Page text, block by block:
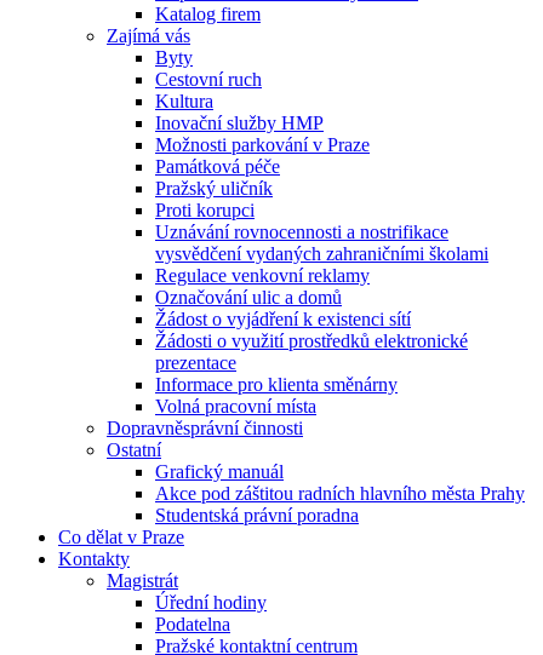
Katalog firem
Zajímá vás
Byty
Cestovní ruch
Kultura
Inovační služby HMP
Možnosti parkování v Praze
Památková péče
Pražský uličník
Proti korupci
Uznávání rovnocennosti a nostrifikace
vysvědčení vydaných zahraničními školami
Regulace venkovní reklamy
Označování ulic a domů
Žádost o vyjádření k existenci sítí
Žádosti o využití prostředků elektronické
prezentace
Informace pro klienta směnárny
Volná pracovní místa
Dopravněsprávní činnosti
Ostatní
Grafický manuál
Akce pod záštitou radních hlavního města Prahy
Studentská právní poradna
Co dělat v Praze
Kontakty
Magistrát
Úřední hodiny
Podatelna
Pražské kontaktní centrum